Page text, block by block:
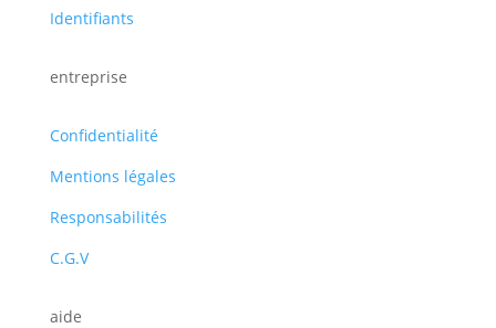
Identifiants
entreprise
Confidentialité
Mentions légales
Responsabilités
C.G.V
aide